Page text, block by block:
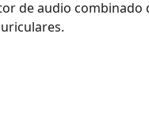
de audio combinado